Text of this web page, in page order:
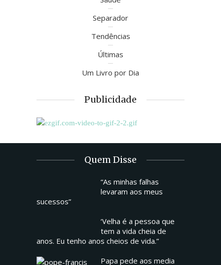
Separador
Tendências
Últimas
Um Livro por Dia
Publicidade
Quem Disse
“As minhas falhas
levaram aos meus
sucessos”
‘Velha é a pessoa que
tem a vida cheia de
anos. Eu tenho anos cheios de vida.”
Papa pede aos media